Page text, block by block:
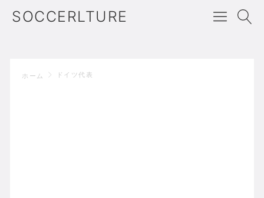
SOCCERLTURE
ホーム ドイツ代表